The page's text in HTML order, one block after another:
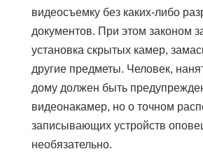
видеосъемку без каких-либо
документов. При этом законом
установка скрытых камер,
другие предметы. Человек,
дому должен быть
видеонакамер, но о точном
записывающих устройств
необязательно.